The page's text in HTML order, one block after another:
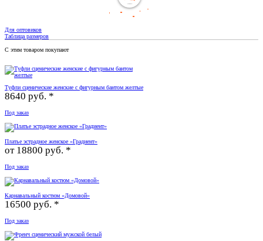
Для оптовиков
Таблица размеров
С этим товаром покупают
Туфли сценические женские с фигурным бантом желтые
8640 руб. *
Под заказ
Платье эстрадное женское «Градиент»
от 18800 руб. *
Под заказ
Карнавальный костюм «Домовой»
16500 руб. *
Под заказ